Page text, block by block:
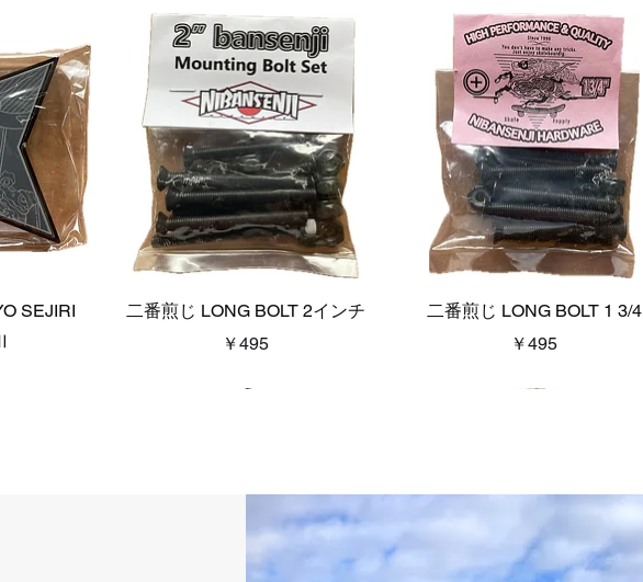
SEJIRI
クイックビュー
二番煎じ LONG BOLT 2インチ
価格
￥495
クイックビュー
二番煎じ LONG BOLT 1 3/4
価格
￥495